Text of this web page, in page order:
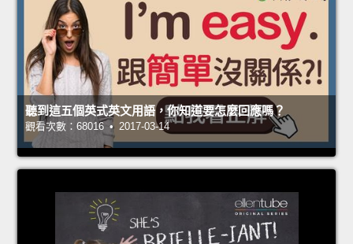
聽到這五個英式英文用語，你知道要怎麼回應嗎？
觀看次數：68016 • 2017-03-14